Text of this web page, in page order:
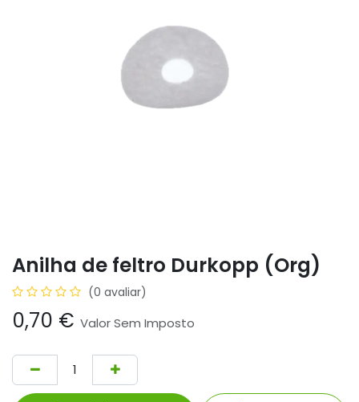
Anilha de feltro Durkopp (Org)
(0 avaliar)
0,70 € Valor Sem Imposto